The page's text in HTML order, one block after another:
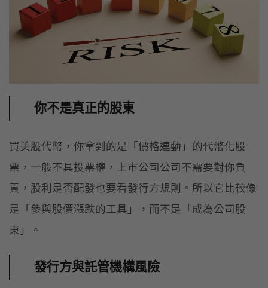
你不是真正的股東
買美股代幣，你拿到的是「價格連動」的代幣化股
票，一般不具投票權，上市公司公司不需要對你負
責，股利是否配發也要看發行方規則。所以它比較像
是「參與股價漲跌的工具」，而不是「成為公司股
東」。
發行方與託管機構風險